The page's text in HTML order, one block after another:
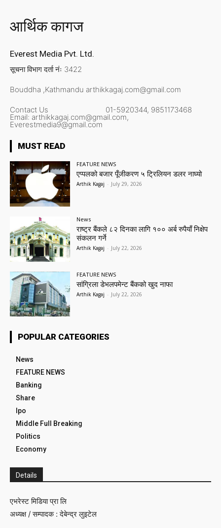
आर्थिक कागज
Everest Media Pvt. Ltd.
सूचना विभाग दर्ता नंः 3422
Bouddha ,Kathmandu arthikkagaj.com@gmail.com
Contact Us 01-5920344, 9851173468
Email: arthikkagaj.com@gmail.com,
Everestmedia9@gmail.com
MUST READ
FEATURE NEWS
एप्पलको बजार पूँजीकरण ५ ट्रिलियन डलर नाघ्यो
Arthik Kagaj - July 29, 2026
News
राष्ट्र बैंकले ८२ दिनका लागि १०० अर्ब रुपैयाँ निक्षेप
संकलन गर्ने
Arthik Kagaj - July 22, 2026
FEATURE NEWS
सांग्रिला डेभलपमेन्ट बैंकको खुद नाफा
Arthik Kagaj - July 22, 2026
POPULAR CATEGORIES
News
FEATURE NEWS
Banking
Share
Ipo
Middle Full Breaking
Politics
Economy
Details
एभरेस्ट मिडिया प्रा लि
अध्यक्ष / सम्पादक : देबेन्द्र लुइटेल